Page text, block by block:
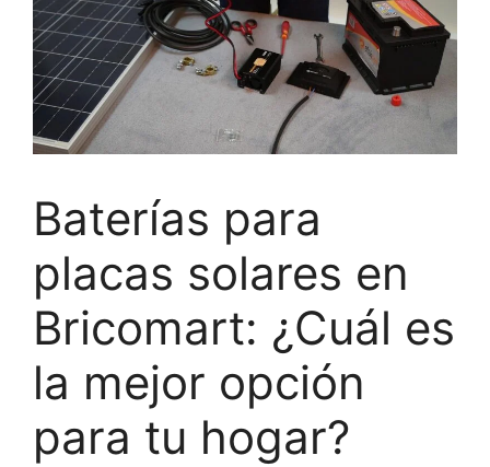
Baterías para
placas solares en
Bricomart: ¿Cuál es
la mejor opción
para tu hogar?